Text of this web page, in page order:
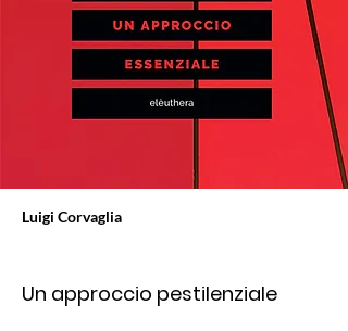
Luigi Corvaglia
Un approccio pestilenziale